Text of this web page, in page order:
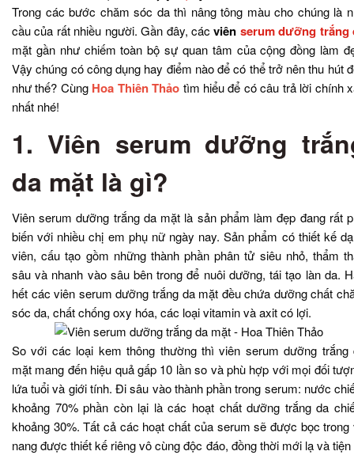
Trong các bước chăm sóc da thì nâng tông màu cho chúng là
cầu của rất nhiều người. Gần đây, cácviên serum dưỡng trắng
mặt gần như chiếm toàn bộ sự quan tâm của cộng đồng làm
Vậy chúng có công dụng hay điểm nào để có thể trở nên thu hút
như thế? Cùng Hoa Thiên Thảo tìm hiểu để có câu trả lời chính
nhất nhé!
1. Viên serum dưỡng
da mặt là gì?
Viên serum dưỡng trắng da mặt là sản phẩm làm đẹp đang rất
biến với nhiều chị em phụ nữ ngày nay. Sản phẩm có thiết kế
viên, cấu tạo gồm những thành phần phân tử siêu nhỏ, thẩm
sâu và nhanh vào sâu bên trong để nuôi dưỡng, tái tạo làn da.
hết các viên serum dưỡng trắng da mặt đều chứa dưỡng chất
sóc da, chất chống oxy hóa, các loại vitamin và axit có lợi.
So với các loại kem thông thường thì viên serum dưỡng trắng
mặt mang đến hiệu quả gấp 10 lần so và phù hợp với mọi đối
lứa tuổi và giới tính. Đi sâu vào thành phần trong serum: nước
khoảng 70% phần còn lại là các hoạt chất dưỡng trắng da
khoảng 30%. Tất cả các hoạt chất của serum sẽ được bọc trong
nang được thiết kế riêng vô cùng độc đáo, đồng thời mới lạ và tiện